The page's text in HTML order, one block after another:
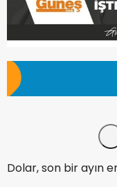
Dolar, son bir ayın